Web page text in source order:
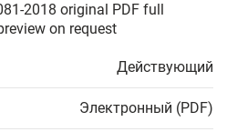
2018 original PDF full
on request
Действующий
Электронный (PDF)